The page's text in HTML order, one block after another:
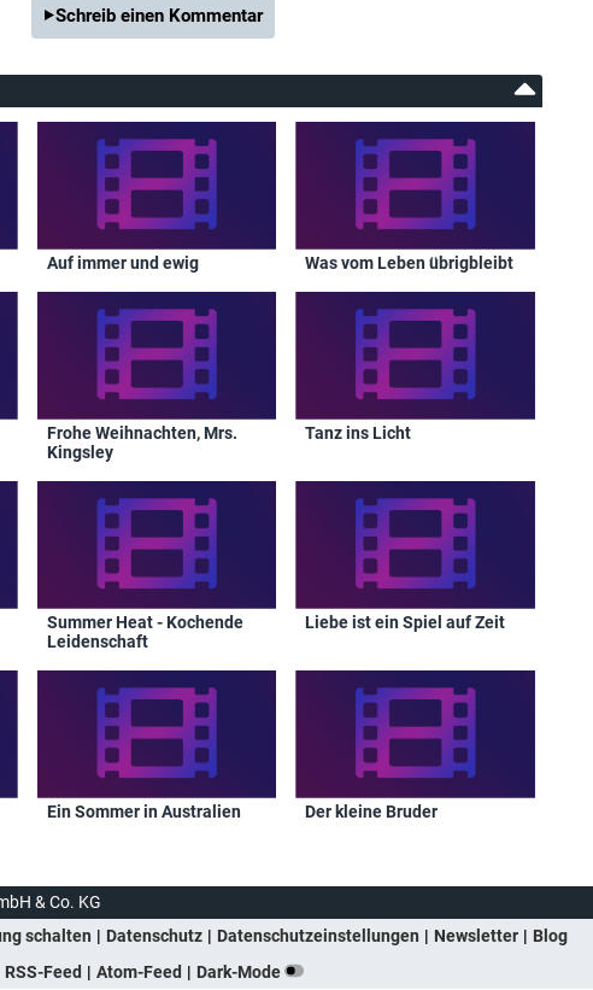
Schreib einen Kommentar
Auf immer und ewig Was vom Leben übrigbleibt
Frohe Weihnachten, Mrs.
Kingsley
Tanz ins Licht
Summer Heat - Kochende
Leidenschaft
Liebe ist ein Spiel auf Zeit
Ein Sommer in Australien Der kleine Bruder
& Co. KG
schalten Datenschutz Datenschutzeinstellungen Newsletter
Blog
RSS-Feed Atom-Feed Dark-Mode